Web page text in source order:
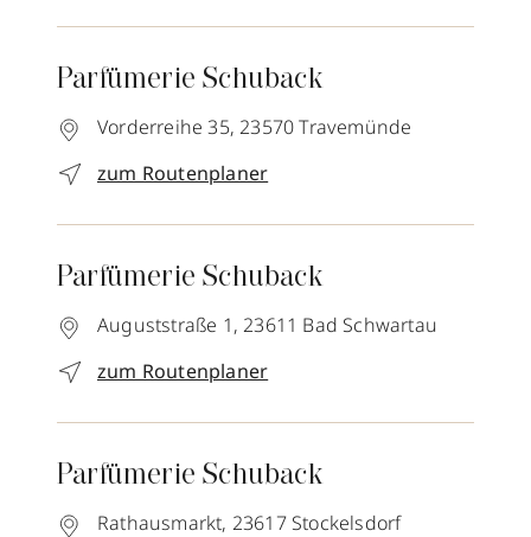
Parfümerie Schuback
Vorderreihe 35, 23570 Travemünde
zum Routenplaner
Parfümerie Schuback
Auguststraße 1, 23611 Bad Schwartau
zum Routenplaner
Parfümerie Schuback
Rathausmarkt, 23617 Stockelsdorf